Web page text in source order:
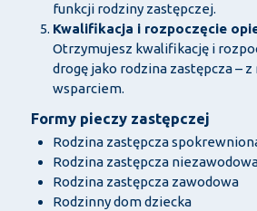
funkcji rodziny zastępczej.
Kwalifikacja i rozpoczęcie
Otrzymujesz kwalifikację i
drogę jako rodzina zastępcza – z
wsparciem.
Formy pieczy zastępczej
Rodzina zastępcza
Rodzina zastępcza
Rodzina zastępcza zawodowa
Rodzinny dom dziecka